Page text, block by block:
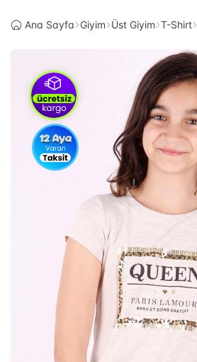
Ana Sayfa Giyim Üst Giyim T-Shirt